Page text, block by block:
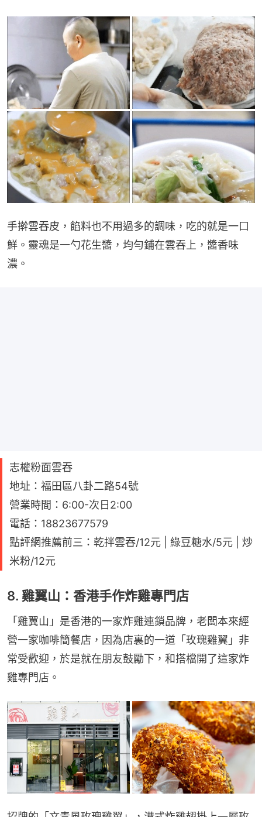
手擀雲吞皮，餡料也不用過多的調味，吃的就是一口
鮮。靈魂是一勺花生醬，均勻鋪在雲吞上，醬香味
濃。
志權粉面雲吞
地址：福田區八卦二路54號
營業時間：6:00-次日2:00
電話：18823677579
點評網推薦前三：乾拌雲吞/12元 | 綠豆糖水/5元 | 炒
米粉/12元
8. 雞翼山：香港手作炸雞專門店
「雞翼山」是香港的一家炸雞連鎖品牌，老闆本來經
營一家咖啡簡餐店，因為店裏的一道「玫瑰雞翼」非
常受歡迎，於是就在朋友鼓勵下，和搭檔開了這家炸
雞專門店。